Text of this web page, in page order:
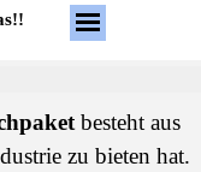
besteht aus
zu bieten hat.